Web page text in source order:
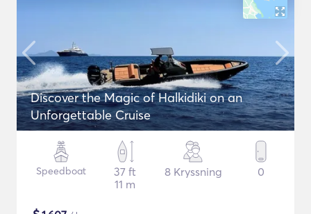
Discover the Magic of Halkidiki on an
Unforgettable Cruise
Speedboat
37 ft
11 m
8 Kryssning 0